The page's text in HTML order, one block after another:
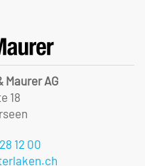
Maurer AG
18
12 00